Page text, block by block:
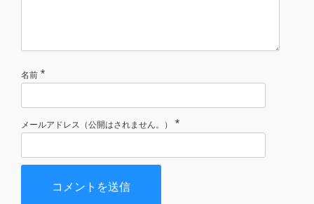
名前 *
メールアドレス（公開はされません。） *